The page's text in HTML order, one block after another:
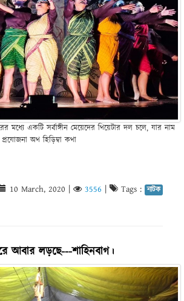
মধ্যে একটি সর্বাঙ্গীন মেয়েদের থিয়েটার দল চলে, যার নাম
অথ হিড়িম্বা কথা
10 March, 2020 | 3556 | Tags : নাটক
আবার লড়ছে---শাহিনবাগ।